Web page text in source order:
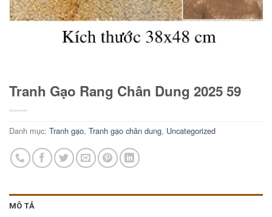
Tranh Gạo Rang Chân Dung 2025 59
Danh mục: Tranh gạo, Tranh gạo chân dung, Uncategorized
MÔ TẢ